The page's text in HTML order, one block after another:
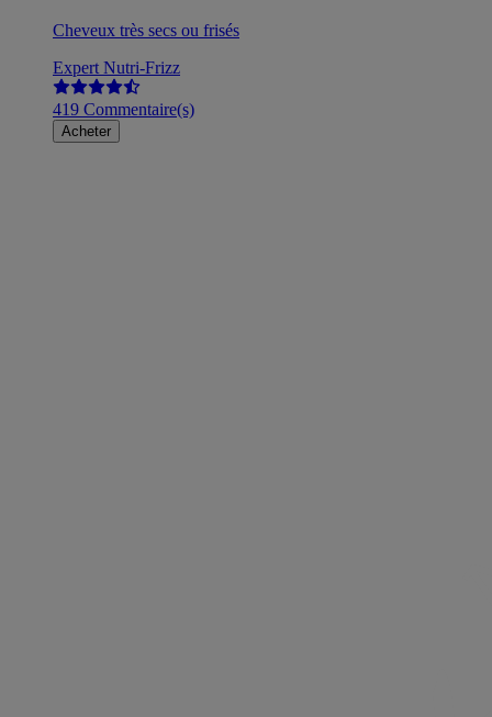
Cheveux très secs ou frisés
Expert Nutri-Frizz
419 Commentaire(s)
Acheter